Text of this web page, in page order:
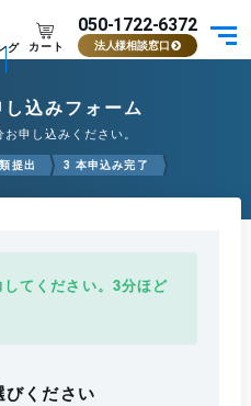
グ カート
050-1722-6372
法人様相談窓口
込みフォーム
申し込みください。
提出 3 本申込み完了
てください。3分ほど
びください